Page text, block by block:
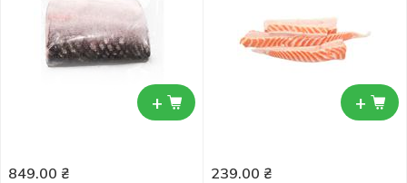
+
849.00 ₴
+
239.00 ₴